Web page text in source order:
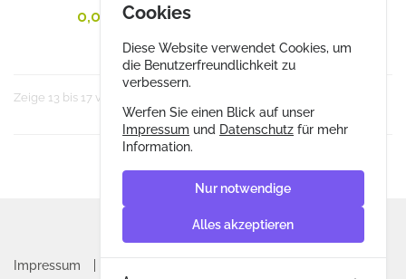
0,00 €
Zeige 13 bis 17 von 17 Einträgen
Impressum
Cookies
Diese Website verwendet Cookies, um
die Benutzerfreundlichkeit zu
verbessern.
Werfen Sie einen Blick auf unser
Impressum und Datenschutz für mehr
Information.
Nur notwendige
Alles akzeptieren